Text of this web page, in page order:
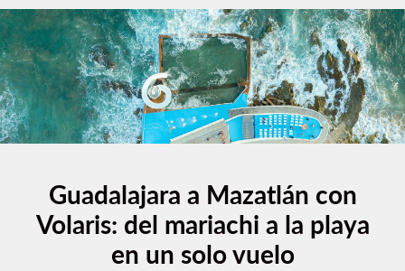
Guadalajara a Mazatlán con
Volaris: del mariachi a la playa
en un solo vuelo